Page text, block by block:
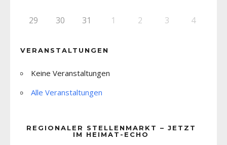
29 30 31 1 2 3 4
VERANSTALTUNGEN
Keine Veranstaltungen
Alle Veranstaltungen
REGIONALER STELLENMARKT – JETZT
IM HEIMAT-ECHO